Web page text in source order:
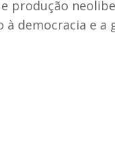
e produção
à democracia e